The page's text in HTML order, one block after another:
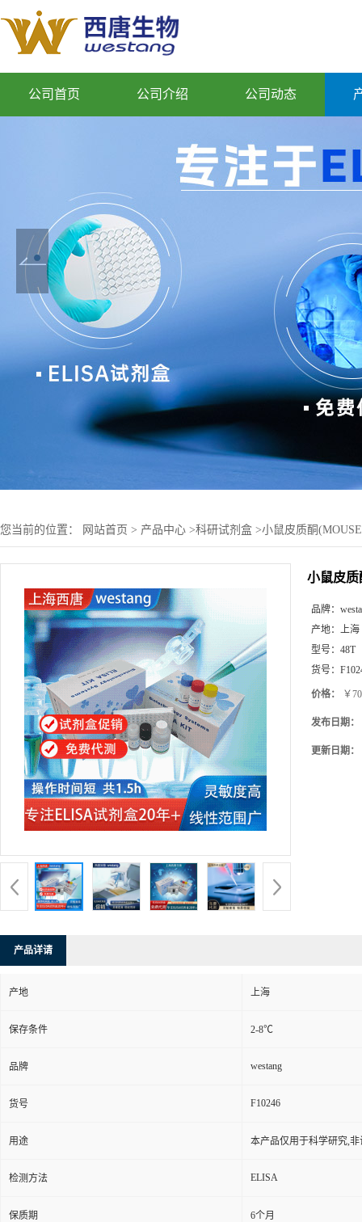
公司首页 公司介绍 公司动态
您当前的位置： 网站首页 > 产品中心 >科研试剂盒 >小鼠皮质酮
小鼠皮质
品牌：
产地： 上海
型号： 48T
货号：
价格： ￥
发布日期：
更新日期：
产品详请
产地 上海
保存条件 2-8℃
品牌 westang
货号 F10246
用途 本产品仅用于科学研究,
检测方法 ELISA
保质期 6个月